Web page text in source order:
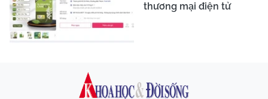
thương mại điện tử